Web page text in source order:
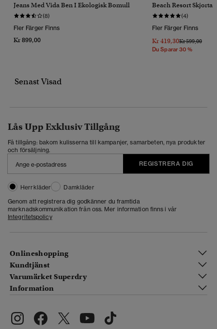
Jeans Med Vida Ben I Ekologisk Bomull
(8)
Fler Färger Finns
Kr 899,00
Beach Resort Skjorta
(4)
Fler Färger Finns
Kr 419,30Pris Reducerat
Kr 599,00Till
Du Sparar 30 %
Senast Visad
Lås Upp Exklusiv Tillgång
Få tillgång: bakom kulisserna till kampanjer, samarbeten, nya produkter
och försäljning.
REGISTRERA DIG
Herrkläder
Damkläder
Genom att registrera dig godkänner du framtida
marknadskommunikation från oss. Mer information finns i vår
Integritetspolicy
Onlineshopping
Kundtjänst
Varumärket Superdry
Information